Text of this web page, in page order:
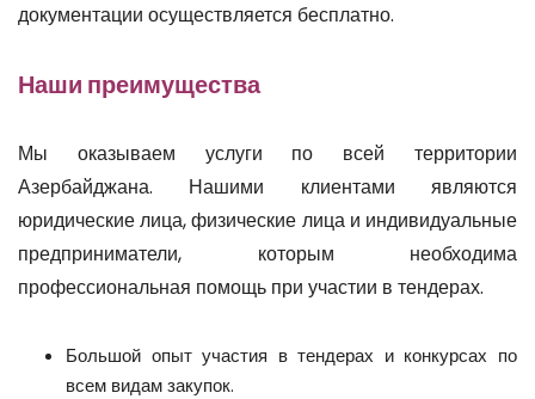
документации осуществляется бесплатно.
Наши преимущества
Мы оказываем услуги по всей территории
Азербайджана. Нашими клиентами являются
юридические лица, физические лица и индивидуальные
предприниматели, которым необходима
профессиональная помощь при участии в тендерах.
Большой опыт участия в тендерах и конкурсах по
всем видам закупок.